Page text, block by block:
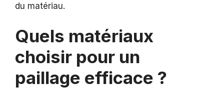
du matériau.
Quels matériaux
choisir pour un
paillage efficace ?